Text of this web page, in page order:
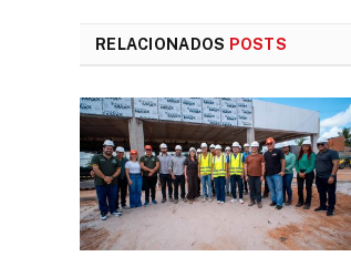
RELACIONADOS POSTS